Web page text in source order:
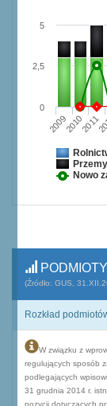
200920102011
0
2,5
5
Nowo
(Źródło: GUS,
Rozkład
W związku z
regulujących sposób
podlegających
31 grudnia 2014 r.
pozycji dotyczących